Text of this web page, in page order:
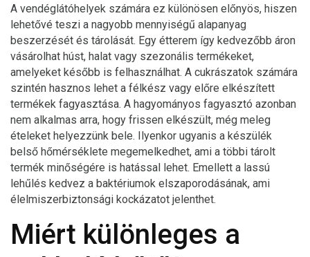
A vendéglátóhelyek számára ez különösen előnyös, hiszen
lehetővé teszi a nagyobb mennyiségű alapanyag
beszerzését és tárolását. Egy étterem így kedvezőbb áron
vásárolhat húst, halat vagy szezonális termékeket,
amelyeket később is felhasználhat. A cukrászatok számára
szintén hasznos lehet a félkész vagy előre elkészített
termékek fagyasztása. A hagyományos fagyasztó azonban
nem alkalmas arra, hogy frissen elkészült, még meleg
ételeket helyezzünk bele. Ilyenkor ugyanis a készülék
belső hőmérséklete megemelkedhet, ami a többi tárolt
termék minőségére is hatással lehet. Emellett a lassú
lehűlés kedvez a baktériumok elszaporodásának, ami
élelmiszerbiztonsági kockázatot jelenthet.
Miért különleges a